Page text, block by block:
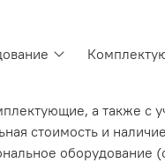
а также с
стоимость и